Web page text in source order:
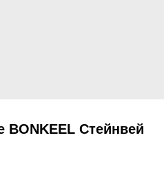
BONKEEL Стейнвей